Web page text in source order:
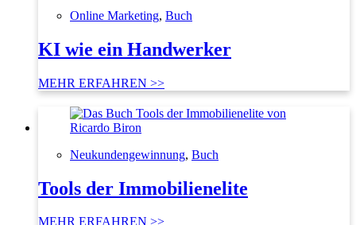
Online Marketing, Buch
KI wie ein Handwerker
MEHR ERFAHREN >>
Neukundengewinnung, Buch
Tools der Immobilienelite
MEHR ERFAHREN >>